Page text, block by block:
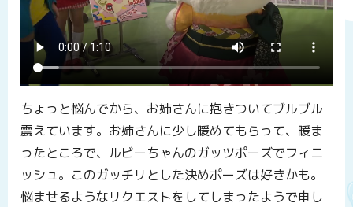
ちょっと悩んでから、お姉さんに抱きついてブルブル
震えています。お姉さんに少し暖めてもらって、暖ま
ったところで、ルビーちゃんのガッツポーズでフィニ
ッシュ。このガッチリとした決めポーズは好きかも。
悩ませるようなリクエストをしてしまったようで申し